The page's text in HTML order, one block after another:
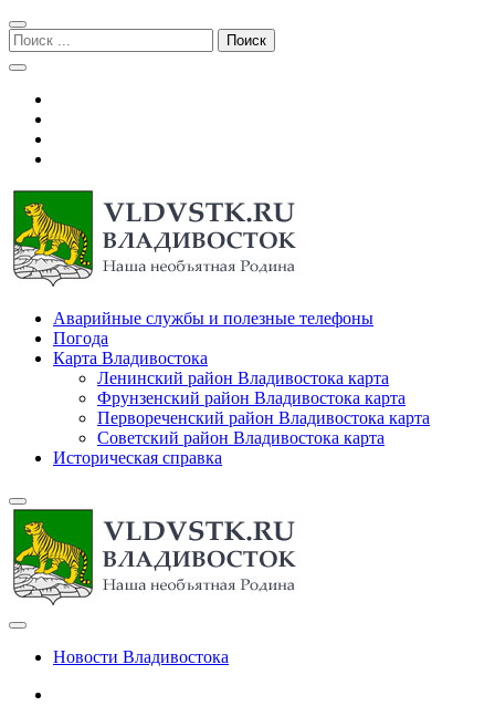
Перейти
к
навигации
Перейти
к
содержимому
Поиск:
Владивосток — городской сайт
Аварийные службы и полезные телефоны
Погода
Карта Владивостока
Ленинский район Владивостока карта
Фрунзенский район Владивостока карта
Первореченский район Владивостока карта
Советский район Владивостока карта
Историческая справка
Новости Владивостока